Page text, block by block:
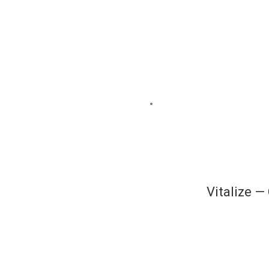
Vitalize —